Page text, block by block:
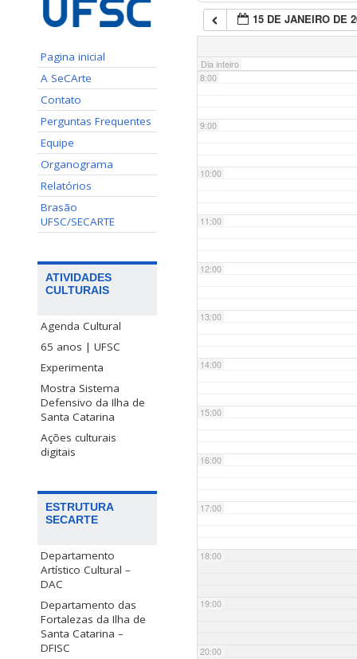
Pagina inicial
A SeCArte
Contato
Perguntas Frequentes
Equipe
Organograma
Relatórios
Brasão
UFSC/SECARTE
ATIVIDADES
CULTURAIS
Agenda Cultural
65 anos | UFSC
Experimenta
Mostra Sistema
Defensivo da Ilha de
Santa Catarina
Ações culturais
digitais
ESTRUTURA
SECARTE
Departamento
Artístico Cultural –
DAC
Departamento das
Fortalezas da Ilha de
Santa Catarina –
DFISC
15 DE JANEIRO DE
Dia inteiro
7:00
8:00
9:00
10:00
11:00
12:00
13:00
14:00
15:00
16:00
17:00
18:00
19:00
20:00